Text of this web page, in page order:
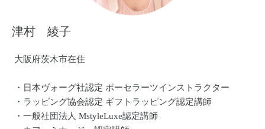
津村 綾子
大阪府茨木市在住
・日本ヴォーグ社認定 ポーセラーツインストラクター
・ラッピング協会認定 ギフトラッピング認定講師
・一般社団法人 MstyleLuxe認定講師